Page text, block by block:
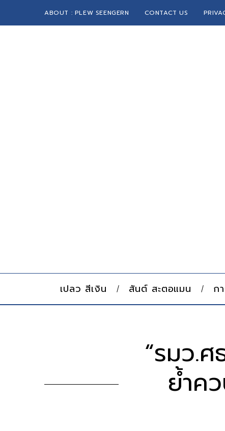
ABOUT : PLEW SEENGERN CONTACT US
เปลว สีเงิน สันต์ สะตอแมน ก
“รมว.ศ
ย้ำค